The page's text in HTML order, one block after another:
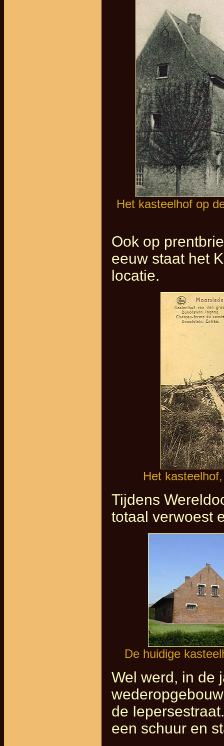
Het kasteelhof op
Ook op
eeuw staat het
locatie.
Het
Tijdens
totaal verwoest
De huidige
Wel werd, in de
de
een schuur en